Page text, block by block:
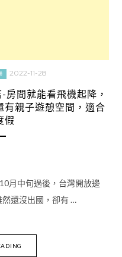
2022-11-28
房間就能看飛機起降，
有親子遊憩空間，適合
假
月中旬過後，台灣開放邊
還沒出國，卻有 …